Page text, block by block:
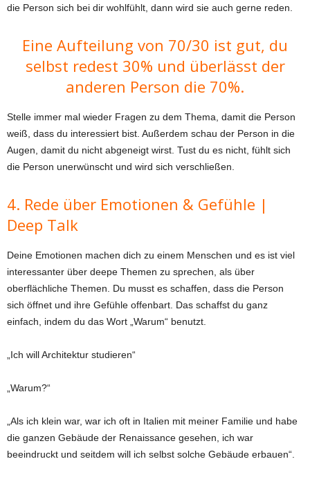
die Person sich bei dir wohlfühlt, dann wird sie auch gerne reden.
Eine Aufteilung von 70/30 ist gut, du
selbst redest 30% und überlässt der
anderen Person die 70%.
Stelle immer mal wieder Fragen zu dem Thema, damit die Person
weiß, dass du interessiert bist. Außerdem schau der Person in die
Augen, damit du nicht abgeneigt wirst. Tust du es nicht, fühlt sich
die Person unerwünscht und wird sich verschließen.
4. Rede über Emotionen & Gefühle |
Deep Talk
Deine Emotionen machen dich zu einem Menschen und es ist viel
interessanter über deepe Themen zu sprechen, als über
oberflächliche Themen. Du musst es schaffen, dass die Person
sich öffnet und ihre Gefühle offenbart. Das schaffst du ganz
einfach, indem du das Wort „Warum“ benutzt.
„Ich will Architektur studieren“
„Warum?“
„Als ich klein war, war ich oft in Italien mit meiner Familie und habe
die ganzen Gebäude der Renaissance gesehen, ich war
beeindruckt und seitdem will ich selbst solche Gebäude erbauen“.